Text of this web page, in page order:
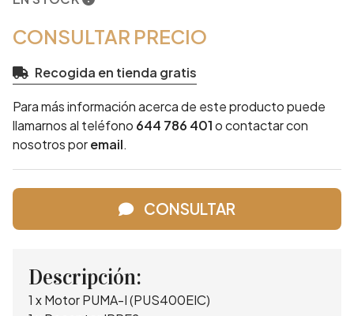
CONSULTAR PRECIO
Recogida en tienda gratis
Para más información acerca de este producto puede
llamarnos al teléfono 644 786 401o contactar con
nosotros poremail.
CONSULTAR
Descripción:
1 x Motor PUMA-I (PUS400EIC)